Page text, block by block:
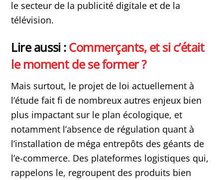
le secteur de la publicité digitale et de la
télévision.
Lire aussi :Commerçants, et si c’était
le moment de se former ?
Mais surtout, le projet de loi actuellement à
l’étude fait fi de nombreux autres enjeux bien
plus impactant sur le plan écologique, et
notamment l’absence de régulation quant à
l’installation de méga entrepôts des géants de
l’e-commerce. Des plateformes logistiques qui,
rappelons le, regroupent des produits bien